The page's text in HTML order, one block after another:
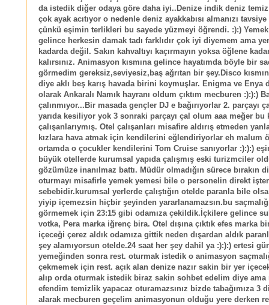
da istedik diğer odaya göre daha iyi..Denize indik deniz
çok ayak acıtıyor o nedenle deniz ayakkabısı almanızı
çünkü eşimin terlikleri bu sayede yüzmeyi öğrendi. :):) Yemek
gelince herkesin damak tadı farklıdır çok iyi diyemem ama
kadarda değil. Sakın kahvaltıyı kaçırmayın yoksa öğlene
kalırsınız. Animasyon kısmına gelince hayatımda böyle bir
görmedim gereksiz,seviyesiz,baş ağrıtan bir şey.Disco
diye aklı beş karış havada birini koymuşlar. Enigma ve Enya
olarak Ankaralı Namık hayranı oldum çıktım mecburen :):):)
çalınmıyor...Bir masada gençler DJ e bağırıyorlar 2. parçayı
yarıda kesiliyor yok 3 sonraki parçayı çal olum aaa meğer bu
çalışanlarıymış. Otel çalışanları misafire aldırış etmeden
kızlara hava atmak için kendilerini eğlendiriyorlar eh malum
ortamda o çocukler kendilerini Tom Cruise sanıyorlar :):):)
büyük otellerde kurumsal yapıda çalışmış eski turizmciler
gözümüze inanılmaz battı. Müdür olmadığın sürece bırakın
oturmayı misafirle yemek yemesi bile o personelin direkt
sebebidir.kurumsal yerlerde çalıştığın otelde paranla bile
yiyip içemezsin hiçbir şeyinden yararlanamazsın.bu
görmemek için 23:15 gibi odamıza çekildik.İçkilere gelince
votka, Pera marka iğrenç bira. Otel dışına çıktık efes marka
içeceği çerez aldık odamıza gittik neden dışardan aldık
şey alamıyorsun otelde.24 saat her şey dahil ya :):):) ertesi
yemeğinden sonra rest. oturmak istedik o animasyon
çekmemek için rest. açık alan denize nazır sakin bir yer
alıp orda oturmak istedik biraz sakin sohbet edelim diye ama
efendim temizlik yapacaz oturamazsınız bizde tabağımıza 3
alarak mecburen geçelim animasyonun olduğu yere derken